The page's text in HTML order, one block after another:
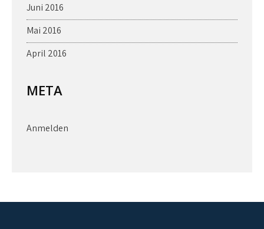
Juni 2016
Mai 2016
April 2016
META
Anmelden